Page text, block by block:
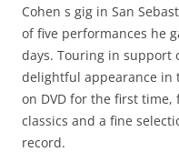
Cohen s gig in San
of five performances he
days. Touring in support
delightful appearance in
on DVD for the first time,
classics and a fine
record.